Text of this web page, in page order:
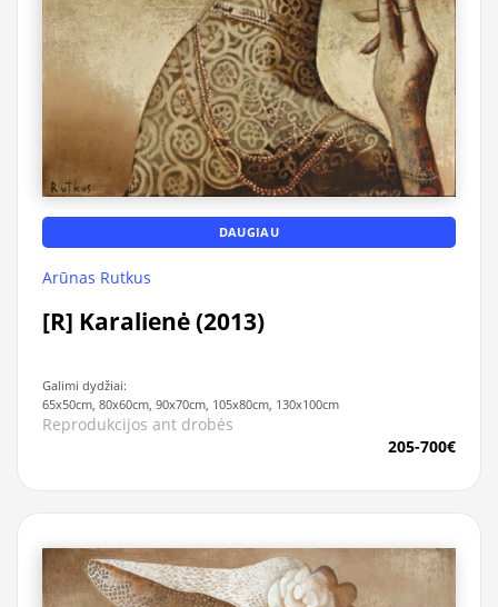
DAUGIAU
Arūnas Rutkus
[R] Karalienė (2013)
Galimi dydžiai:
65x50cm, 80x60cm, 90x70cm, 105x80cm, 130x100cm
Reprodukcijos ant drobės
205-700€